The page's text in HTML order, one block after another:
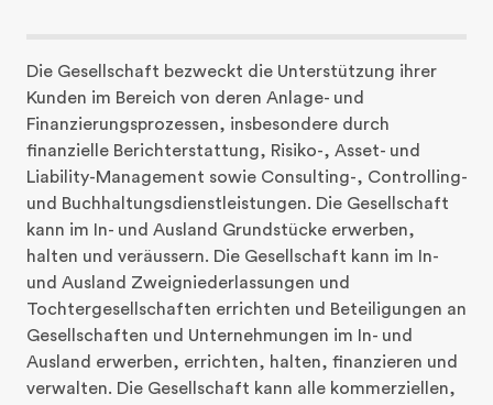
Die Gesellschaft bezweckt die Unterstützung ihrer
Kunden im Bereich von deren Anlage- und
Finanzierungsprozessen, insbesondere durch
finanzielle Berichterstattung, Risiko-, Asset- und
Liability-Management sowie Consulting-, Controlling-
und Buchhaltungsdienstleistungen. Die Gesellschaft
kann im In- und Ausland Grundstücke erwerben,
halten und veräussern. Die Gesellschaft kann im In-
und Ausland Zweigniederlassungen und
Tochtergesellschaften errichten und Beteiligungen an
Gesellschaften und Unternehmungen im In- und
Ausland erwerben, errichten, halten, finanzieren und
verwalten. Die Gesellschaft kann alle kommerziellen,